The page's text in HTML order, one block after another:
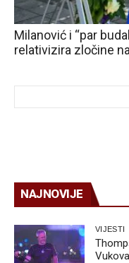
Milanović i “par
relativizira zločine
NAJNOVIJE
VIJESTI